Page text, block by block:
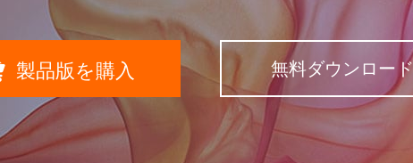
製品版を購入 無料ダウンロード